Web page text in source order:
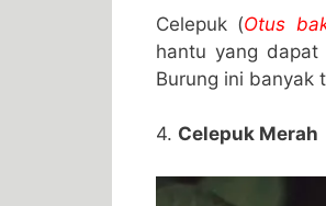
Celepuk (Otus
hantu yang dapat
Burung ini banyak
4. Celepuk Merah